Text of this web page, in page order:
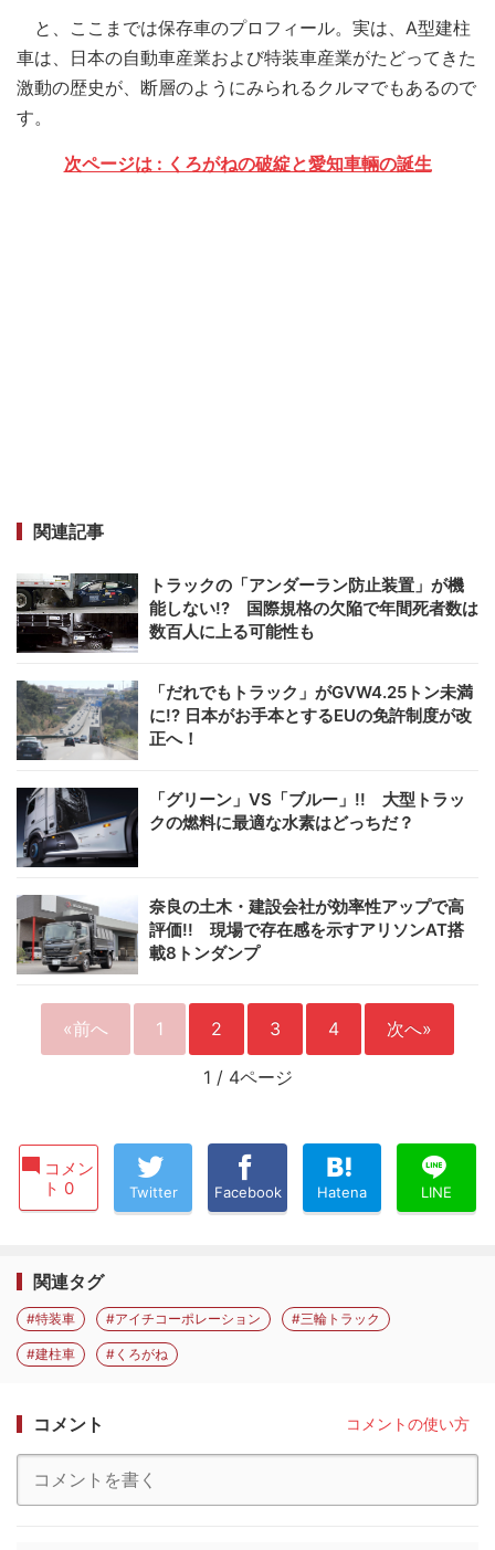
と、ここまでは保存車のプロフィール。実は、A型建柱
車は、日本の自動車産業および特装車産業がたどってきた
激動の歴史が、断層のようにみられるクルマでもあるので
す。
次ページは : くろがねの破綻と愛知車輛の誕生
関連記事
トラックの「アンダーラン防止装置」が機
能しない!? 国際規格の欠陥で年間死者数は
数百人に上る可能性も
「だれでもトラック」がGVW4.25トン未満
に!? 日本がお手本とするEUの免許制度が改
正へ！
「グリーン」VS「ブルー」!! 大型トラッ
クの燃料に最適な水素はどっちだ？
奈良の土木・建設会社が効率性アップで高
評価!! 現場で存在感を示すアリソンAT搭
載8トンダンプ
«前へ 1 2 3 4 次へ»
1 / 4ページ
コメン
ト 0
Twitter Facebook Hatena LINE
関連タグ
#特装車 #アイチコーポレーション #三輪トラック
#建柱車 #くろがね
コメント コメントの使い方